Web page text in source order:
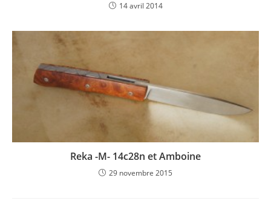
14 avril 2014
Reka -M- 14c28n et Amboine
29 novembre 2015